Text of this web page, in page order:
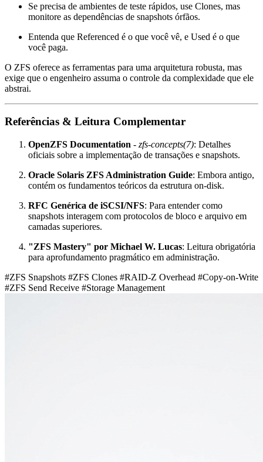
Se precisa de ambientes de teste rápidos, use Clones, mas
monitore as dependências de snapshots órfãos.
Entenda que Referenced é o que você vê, e Used é o que
você paga.
O ZFS oferece as ferramentas para uma arquitetura robusta, mas
exige que o engenheiro assuma o controle da complexidade que ele
abstrai.
Referências & Leitura Complementar
OpenZFS Documentation - zfs-concepts(7): Detalhes
oficiais sobre a implementação de transações e snapshots.
Oracle Solaris ZFS Administration Guide: Embora antigo,
contém os fundamentos teóricos da estrutura on-disk.
RFC Genérica de iSCSI/NFS: Para entender como
snapshots interagem com protocolos de bloco e arquivo em
camadas superiores.
"ZFS Mastery" por Michael W. Lucas: Leitura obrigatória
para aprofundamento pragmático em administração.
#ZFS Snapshots #ZFS Clones #RAID-Z Overhead #Copy-on-Write
#ZFS Send Receive #Storage Management